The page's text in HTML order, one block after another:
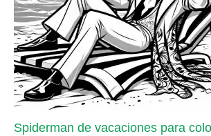
Spiderman de vacaciones para